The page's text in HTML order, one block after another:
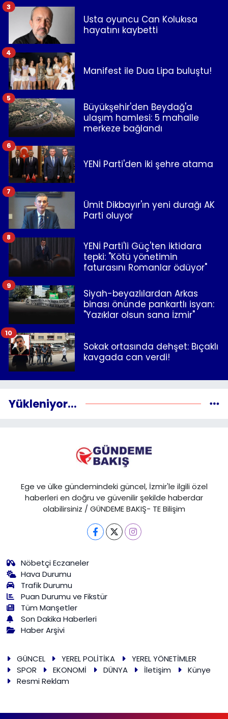
Usta oyuncu Can Kolukısa
hayatını kaybetti
3
Manifest ile Dua Lipa buluştu!
4
Büyükşehir'den Beydağ'a
ulaşım hamlesi: 5 mahalle
merkeze bağlandı
5
YENİ Parti'den iki şehre atama
6
Ümit Dikbayır'ın yeni durağı AK
Parti oluyor
7
YENİ Parti'li Güç'ten iktidara
tepki: "Kötü yönetimin
faturasını Romanlar ödüyor"
8
Siyah-beyazlılardan Arkas
binası önünde pankartlı isyan:
"Yazıklar olsun sana İzmir"
9
Sokak ortasında dehşet: Bıçaklı
kavgada can verdi!
10
Yükleniyor...
Ege ve ülke gündemindeki güncel, İzmir'le ilgili özel
haberleri en doğru ve güvenilir şekilde haberdar
olabilirsiniz / GÜNDEME BAKIŞ- TE Bilişim
Nöbetçi Eczaneler
Hava Durumu
Trafik Durumu
Puan Durumu ve Fikstür
Tüm Manşetler
Son Dakika Haberleri
Haber Arşivi
GÜNCEL YEREL POLİTİKA
YEREL YÖNETİMLER
SPOR
EKONOMİ DÜNYA İletişim
Künye
Resmi Reklam